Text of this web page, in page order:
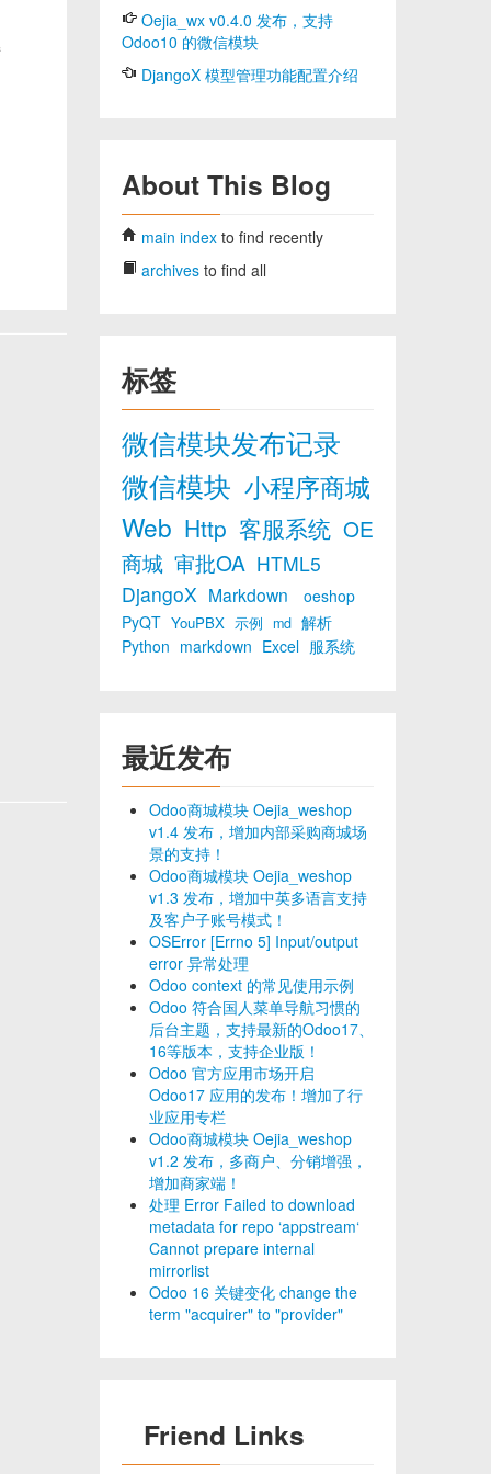
Oejia_wx v0.4.0 发布，支持
Odoo10 的微信模块
DjangoX 模型管理功能配置介绍
About This Blog
main index to find recently
archives to find all
标签
微信模块发布记录
微信模块 小程序商城
Web Http 客服系统 OE
商城 审批OA HTML5
DjangoX Markdown
oeshop
PyQT YouPBX 示例 md 解析
Python markdown Excel 服系统
最近发布
Odoo商城模块 Oejia_weshop
v1.4 发布，增加内部采购商城场
景的支持！
Odoo商城模块 Oejia_weshop
v1.3 发布，增加中英多语言支持
及客户子账号模式！
OSError [Errno 5] Input/output
error 异常处理
Odoo context 的常见使用示例
Odoo 符合国人菜单导航习惯的
后台主题，支持最新的Odoo17、
16等版本，支持企业版！
Odoo 官方应用市场开启
Odoo17 应用的发布！增加了行
业应用专栏
Odoo商城模块 Oejia_weshop
v1.2 发布，多商户、分销增强，
增加商家端！
处理 Error Failed to download
metadata for repo ‘appstream‘
Cannot prepare internal
mirrorlist
Odoo 16 关键变化 change the
term "acquirer" to "provider"
Friend Links